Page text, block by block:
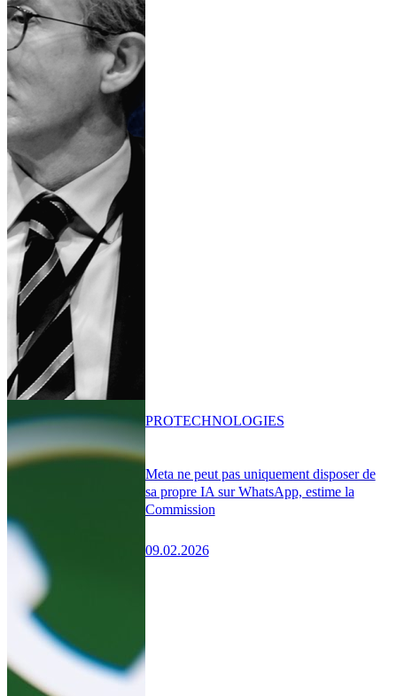
Meta ne peut pas uniquement disposer de
sa propre IA sur WhatsApp, estime la
Commission
09.02.2026
PROTECHNOLOGIES